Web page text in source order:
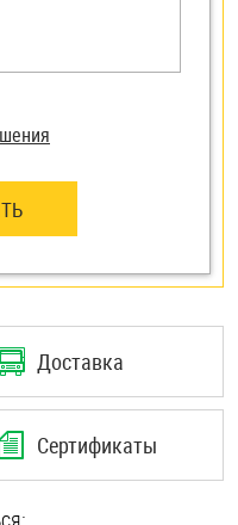
Доставка
Сертификаты